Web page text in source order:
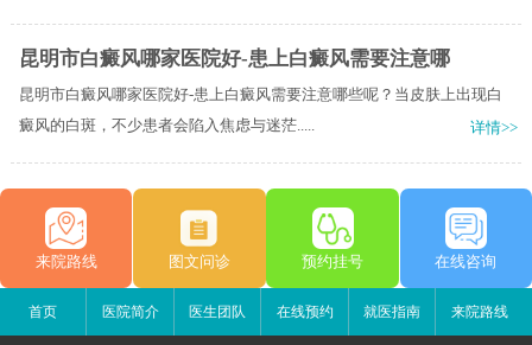
昆明市白癜风哪家医院好-患上白癜风需要注意哪
昆明市白癜风哪家医院好-患上白癜风需要注意哪些呢？当皮肤上出现白
癜风的白斑，不少患者会陷入焦虑与迷茫.....
详情>>
来院路线 图文问诊 预约挂号 在线咨询
首页 医院简介 医生团队 在线预约 就医指南 来院路线